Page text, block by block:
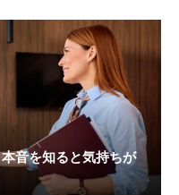
音を知ると気持ちが